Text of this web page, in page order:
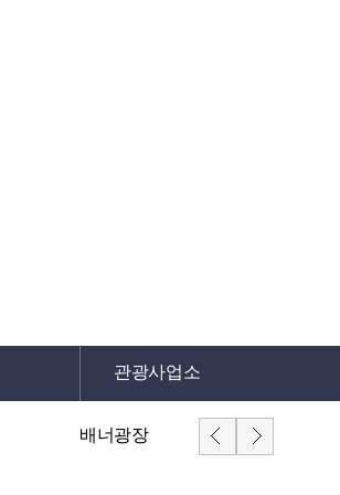
관광사업소
배너광장